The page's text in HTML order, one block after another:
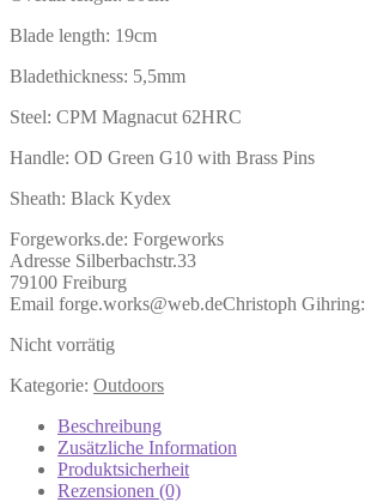
Blade length: 19cm
Bladethickness: 5,5mm
Steel: CPM Magnacut 62HRC
Handle: OD Green G10 with Brass Pins
Sheath: Black Kydex
Forgeworks.de: Forgeworks
Adresse Silberbachstr.33
79100 Freiburg
Email forge.works@web.deChristoph Gihring:
Nicht vorrätig
Kategorie: Outdoors
Beschreibung
Zusätzliche Information
Produktsicherheit
Rezensionen (0)